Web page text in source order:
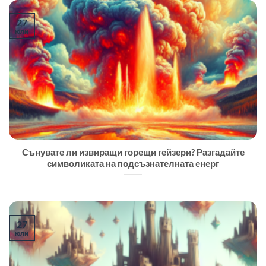
Сънувате ли извиращи горещи гейзери? Разгадайте
символиката на подсъзнателната енерг
27
юли
27
юли